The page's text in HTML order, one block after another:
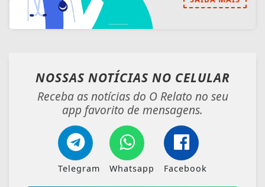
NOSSAS NOTÍCIAS NO CELULAR
Receba as notícias do O Relato no seu
app favorito de mensagens.
Telegram Whatsapp Facebook